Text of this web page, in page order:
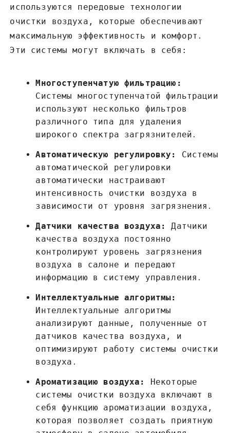
используются передовые технологии
очистки воздуха, которые обеспечивают
максимальную эффективность и комфорт․
Эти системы могут включать в себя:
Многоступенчатую фильтрацию:
Системы многоступенчатой фильтрации
используют несколько фильтров
различного типа для удаления
широкого спектра загрязнителей․
Автоматическую регулировку:
Системы
автоматической регулировки
автоматически настраивают
интенсивность очистки воздуха в
зависимости от уровня загрязнения․
Датчики качества воздуха:
Датчики
качества воздуха постоянно
контролируют уровень загрязнения
воздуха в салоне и передают
информацию в систему управления․
Интеллектуальные алгоритмы:
Интеллектуальные алгоритмы
анализируют данные, полученные от
датчиков качества воздуха, и
оптимизируют работу системы очистки
воздуха․
Ароматизацию воздуха:
Некоторые
системы очистки воздуха включают в
себя функцию ароматизации воздуха,
которая позволяет создать приятную